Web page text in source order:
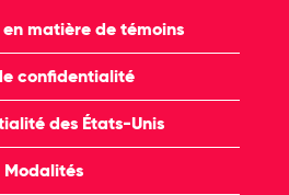
en matière de témoins
confidentialité
des États-Unis
Modalités